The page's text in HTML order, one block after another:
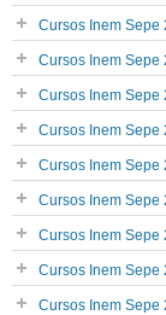
Cursos Inem Sepe
Cursos Inem Sepe
Cursos Inem Sepe
Cursos Inem Sepe
Cursos Inem Sepe
Cursos Inem Sepe
Cursos Inem Sepe
Cursos Inem Sepe
Cursos Inem Sepe